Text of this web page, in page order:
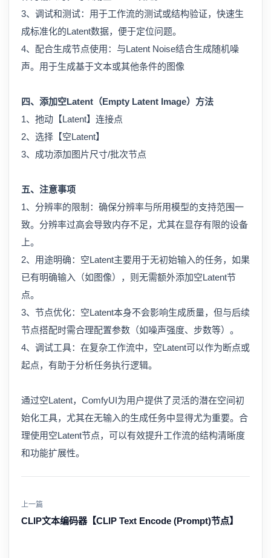
3、调试和测试：用于工作流的测试或结构验证，快速生
成标准化的Latent数据，便于定位问题。
4、配合生成节点使用：与Latent Noise结合生成随机噪
声。用于生成基于文本或其他条件的图像
四、添加空Latent（Empty Latent Image）方法
1、扡动【Latent】连接点
2、选择【空Latent】
3、成功添加图片尺寸/批次节点
五、注意事项
1、分辨率的限制：确保分辨率与所用模型的支持范围一
致。分辨率过高会导致内存不足，尤其在显存有限的设备
上。
2、用途明确：空Latent主要用于无初始输入的任务，如果
已有明确输入（如图像），则无需额外添加空Latent节
点。
3、节点优化：空Latent本身不会影响生成质量，但与后续
节点搭配时需合理配置参数（如噪声强度、步数等）。
4、调试工具：在复杂工作流中，空Latent可以作为断点或
起点，有助于分析任务执行逻辑。
通过空Latent，ComfyUI为用户提供了灵活的潜在空间初
始化工具，尤其在无输入的生成任务中显得尤为重要。合
理使用空Latent节点，可以有效提升工作流的结构清晰度
和功能扩展性。
上一篇
CLIP文本编码器【CLIP Text Encode (Prompt)节点】